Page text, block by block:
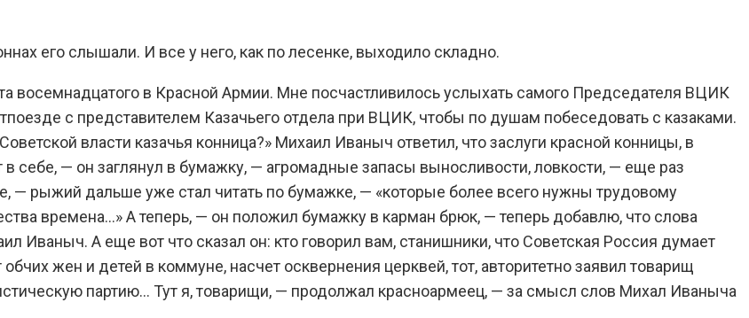
его слышали. И все у него, как по лесенке, выходило складно.
восемнадцатого в Красной Армии. Мне посчастливилось услыхать самого Председателя ВЦИК
с представителем Казачьего отдела при ВЦИК, чтобы по душам побеседовать с казаками.
власти казачья конница?» Михаил Иваныч ответил, что заслуги красной конницы, в
в себе, — он заглянул в бумажку, — агромадные запасы выносливости, ловкости, — еще раз
— рыжий дальше уже стал читать по бумажке, — «которые более всего нужны трудовому
времена…» А теперь, — он положил бумажку в карман брюк, — теперь добавлю, что слова
Иваныч. А еще вот что сказал он: кто говорил вам, станишники, что Советская Россия думает
жен и детей в коммуне, насчет осквернения церквей, тот, авторитетно заявил товарищ
партию… Тут я, товарищи, — продолжал красноармеец, — за смысл слов Михал Иваныча